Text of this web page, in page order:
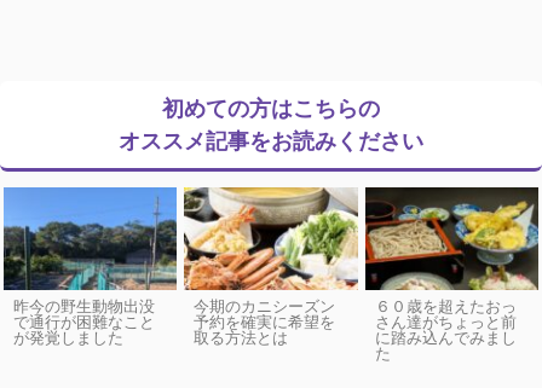
初めての方はこちらの
オススメ記事をお読みください
昨今の野生動物出没
で通行が困難なこと
が発覚しました
今期のカニシーズン
予約を確実に希望を
取る方法とは
６０歳を超えたおっ
さん達がちょっと前
に踏み込んでみまし
た